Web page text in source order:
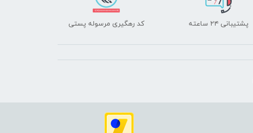
پشتیبانی ۲۴ ساعته کد رهگیری مرسوله پستی